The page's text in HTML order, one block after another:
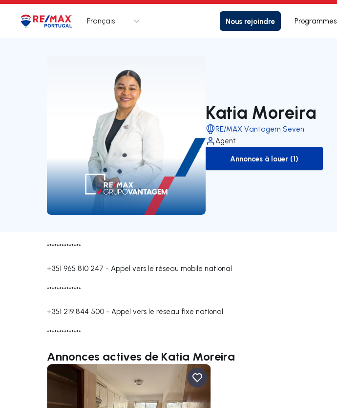
Logo Aller à la page d’accueil
Français Nous rejoindre Programmes
Katia Moreira
RE/MAX Vantagem Seven
Agent
to-rent-listing
Annonces à louer (1)
**************
+351 965 810 247 - Appel vers le réseau mobile national
**************
+351 219 844 500 - Appel vers le réseau fixe national
**************
Annonces actives de Katia Moreira